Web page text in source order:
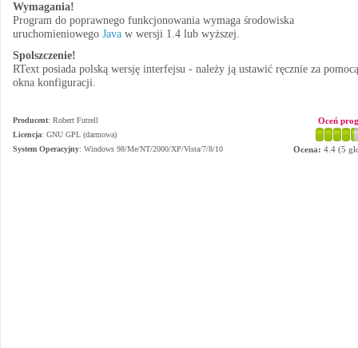
Wymagania!
Program do poprawnego funkcjonowania wymaga środowiska
uruchomieniowego Java w wersji 1.4 lub wyższej.
Spolszczenie!
RText posiada polską wersję interfejsu - należy ją ustawić ręcznie za pomocą
okna konfiguracji.
Producent: Robert Futrell
Licencja: GNU GPL (darmowa)
System Operacyjny: Windows 98/Me/NT/2000/XP/Vista/7/8/10
Oceń
Ocena: 4.4 (5